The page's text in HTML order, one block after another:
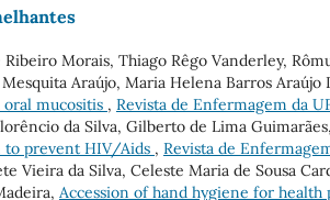
Ribeiro Morais, Thiago Rêgo Vanderley,
Araújo, Maria Helena Barros Araújo
mucositis , Revista de Enfermagem da
da Silva, Gilberto de Lima Guimarães,
to prevent HIV/Aids , Revista de
Vieira da Silva, Celeste Maria de Sousa
Accession of hand hygiene for